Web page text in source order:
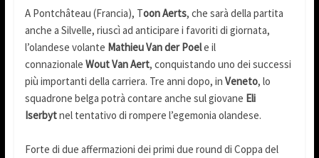
A Pontchâteau (Francia), Toon Aerts, che sarà della partita
anche a Silvelle, riuscì ad anticipare i favoriti di giornata,
l’olandese volante Mathieu Van der Poele il
connazionale Wout Van Aert, conquistando uno dei successi
più importanti della carriera. Tre anni dopo, in Veneto, lo
squadrone belga potrà contare anche sul giovane Eli
Iserbytnel tentativo di rompere l’egemonia olandese.
Forte di due affermazioni dei primi due round di Coppa del